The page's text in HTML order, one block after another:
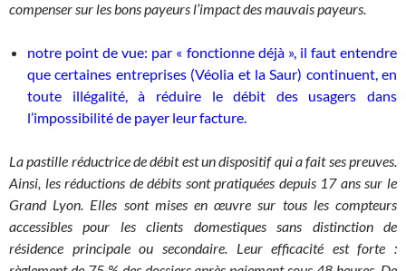
compenser sur les bons payeurs l’impact des mauvais payeurs.
notre point de vue: par « fonctionne déjà », il faut entendre
que certaines entreprises (Véolia et la Saur) continuent, en
toute illégalité, à réduire le débit des usagers dans
l’impossibilité de payer leur facture.
La pastille réductrice de débit est un dispositif qui a fait ses preuves.
Ainsi, les réductions de débits sont pratiquées depuis 17 ans sur le
Grand Lyon. Elles sont mises en œuvre sur tous les compteurs
accessibles pour les clients domestiques sans distinction de
résidence principale ou secondaire. Leur efficacité est forte :